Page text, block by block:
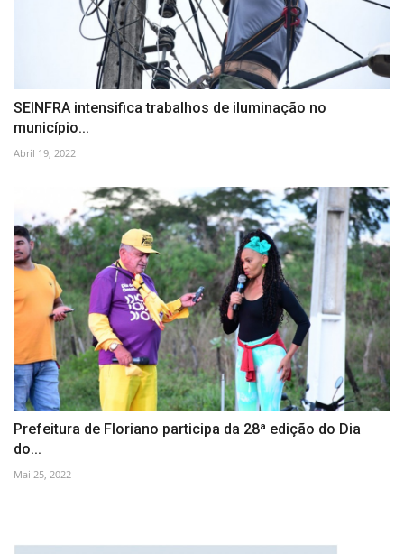
SEINFRA intensifica trabalhos de iluminação no
município...
Abril 19, 2022
Prefeitura de Floriano participa da 28ª edição do Dia
do...
Mai 25, 2022